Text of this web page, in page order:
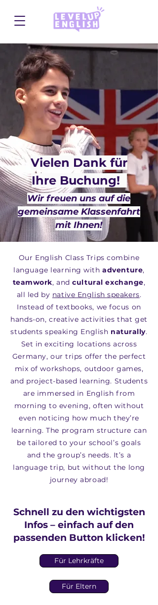
Vielen Dank für
Ihre Buchung!
Wir freuen uns auf die
gemeinsame Klassenfahrt
mit Ihnen!
Our English Class Trips combine
language learning withadventure,
teamwork, andcultural exchange,
all led by native English speakers.
Instead of textbooks, we focus on
hands-on, creative activities that get
students speaking English naturally.
Set in exciting locations across
Germany, our trips offer the perfect
mix of workshops, outdoor games,
and project-based learning. Students
are immersed in English from
morning to evening, often without
even noticing how much they’re
learning. The program structure can
be tailored to your school’s goals
and the group’s needs. It’s a
language trip, but without the long
journey abroad!
Schnell zu den wichtigsten
Infos – einfach auf den
passenden Button klicken!
Für Lehrkräfte
Für Eltern